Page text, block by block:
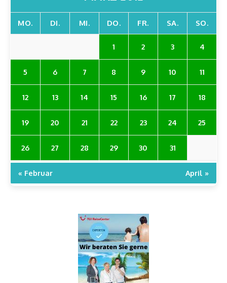
MO. DI. MI. DO. FR. SA. SO.
1 2 3 4
5 6 7 8 9 10 11
12 13 14 15 16 17 18
19 20 21 22 23 24 25
26 27 28 29 30 31
« Februar April »